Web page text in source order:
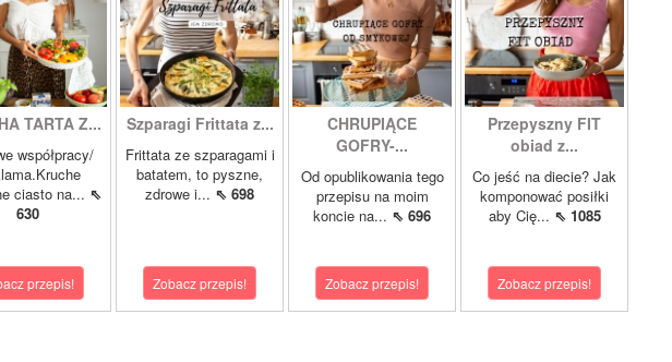
TARTA Z...
współpracy/
ciasto na... ⇖
630
przepis!
Szparagi Frittata z...
Frittata ze szparagami i
batatem, to pyszne,
zdrowe i... ⇖ 698
Zobacz przepis!
CHRUPIĄCE
GOFRY-...
Od opublikowania tego
przepisu na moim
koncie na... ⇖ 696
Zobacz przepis!
Przepyszny FIT
obiad z...
Co jeść na diecie? Jak
komponować posiłki
aby Cię... ⇖ 1085
Zobacz przepis!